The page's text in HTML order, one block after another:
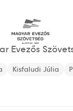
Evezős
Kisfaludi Júlia